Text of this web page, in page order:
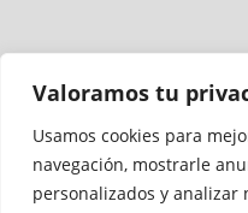
Valoramos tu
Usamos cookies para
navegación, mostrarle
personalizados y analizar
Medio